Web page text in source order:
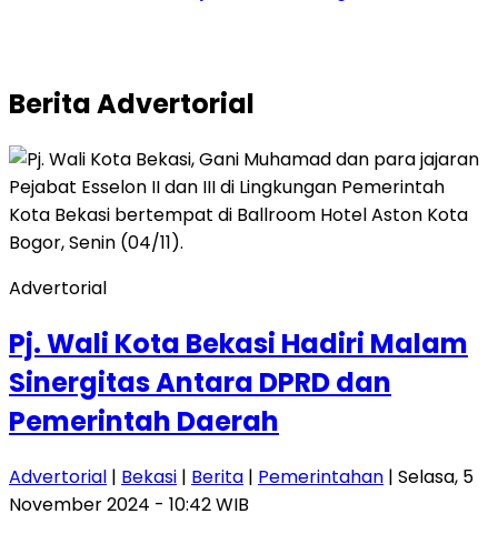
BeritaAdvertorial
Advertorial
Pj. Wali Kota Bekasi Hadiri Malam
Sinergitas Antara DPRD dan
Pemerintah Daerah
Advertorial | Bekasi | Berita | Pemerintahan | Selasa, 5
November 2024 - 10:42 WIB